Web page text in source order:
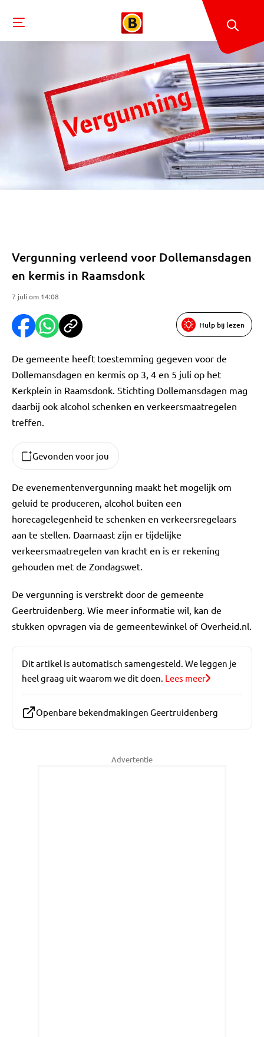
Vergunning verleend voor Dollemansdagen
en kermis in Raamsdonk
7 juli om 14:08
Hulp bij lezen
De gemeente heeft toestemming gegeven voor de
Dollemansdagen en kermis op 3, 4 en 5 juli op het
Kerkplein in Raamsdonk. Stichting Dollemansdagen mag
daarbij ook alcohol schenken en verkeersmaatregelen
treffen.
Gevonden voor jou
De evenementenvergunning maakt het mogelijk om
geluid te produceren, alcohol buiten een
horecagelegenheid te schenken en verkeersregelaars
aan te stellen. Daarnaast zijn er tijdelijke
verkeersmaatregelen van kracht en is er rekening
gehouden met de Zondagswet.
De vergunning is verstrekt door de gemeente
Geertruidenberg. Wie meer informatie wil, kan de
stukken opvragen via de gemeentewinkel of Overheid.nl.
Dit artikel is automatisch samengesteld. We leggen je
heel graag uit waarom we dit doen. Lees meer
Openbare bekendmakingen Geertruidenberg
Advertentie